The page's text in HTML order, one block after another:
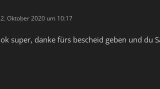
2. Oktober 2020 um 10:17
ok super, danke fürs bescheid geben und du